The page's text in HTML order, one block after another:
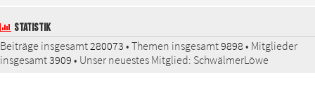
STATISTIK
Beiträge insgesamt280073 • Themen insgesamt9898 • Mitglieder
insgesamt3909 • Unser neuestes Mitglied: SchwälmerLöwe